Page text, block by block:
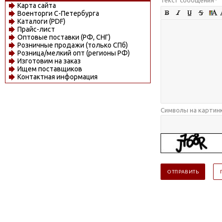
Карта сайта
Военторги С-Петербурга
Каталоги (PDF)
Прайс-лист
Оптовые поставки (РФ, СНГ)
Розничные продажи (только СПб)
Розница/мелкий опт (регионы РФ)
Изготовим на заказ
Ищем поставщиков
Контактная информация
Символы на